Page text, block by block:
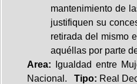
mantenimiento de
justifiquen su
retirada del mismo
aquéllas por parte
Area: Igualdad entre
Nacional. Tipo: Real